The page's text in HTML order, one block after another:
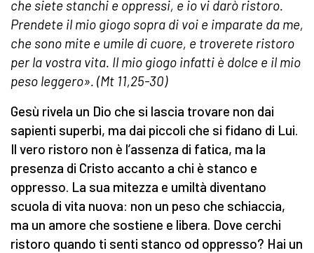
che siete stanchi e oppressi, e io vi darò ristoro.
Prendete il mio giogo sopra di voi e imparate da me,
che sono mite e umile di cuore, e troverete ristoro
per la vostra vita. Il mio giogo infatti è dolce e il mio
peso leggero». (Mt 11,25-30)
Gesù rivela un Dio che si lascia trovare non dai
sapienti superbi, ma dai piccoli che si fidano di Lui.
Il vero ristoro non è l’assenza di fatica, ma la
presenza di Cristo accanto a chi è stanco e
oppresso. La sua mitezza e umiltà diventano
scuola di vita nuova: non un peso che schiaccia,
ma un amore che sostiene e libera. Dove cerchi
ristoro quando ti senti stanco od oppresso? Hai un